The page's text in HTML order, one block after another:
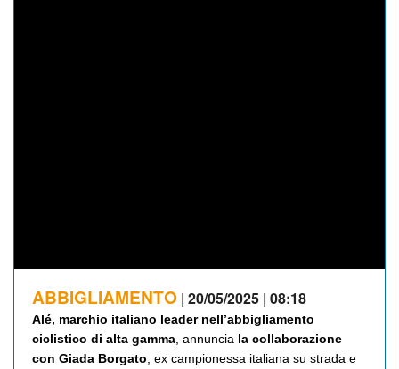
ABBIGLIAMENTO | 20/05/2025 | 08:18
Alé, marchio italiano leader nell’abbigliamento
ciclistico di alta gamma , annuncia la collaborazione
con Giada Borgato , ex campionessa italiana su strada e